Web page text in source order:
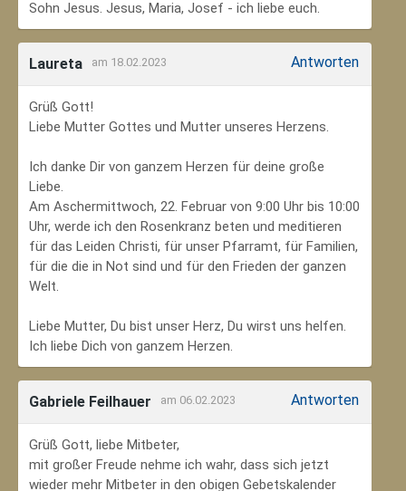
Sohn Jesus. Jesus, Maria, Josef - ich liebe euch.
Laureta am 18.02.2023 Antworten
Grüß Gott!
Liebe Mutter Gottes und Mutter unseres Herzens.
Ich danke Dir von ganzem Herzen für deine große
Liebe.
Am Aschermittwoch, 22. Februar von 9:00 Uhr bis 10:00
Uhr, werde ich den Rosenkranz beten und meditieren
für das Leiden Christi, für unser Pfarramt, für Familien,
für die die in Not sind und für den Frieden der ganzen
Welt.
Liebe Mutter, Du bist unser Herz, Du wirst uns helfen.
Ich liebe Dich von ganzem Herzen.
Gabriele Feilhauer am 06.02.2023 Antworten
Grüß Gott, liebe Mitbeter,
mit großer Freude nehme ich wahr, dass sich jetzt
wieder mehr Mitbeter in den obigen Gebetskalender